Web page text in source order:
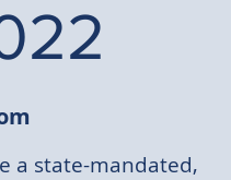
a state-mandated,